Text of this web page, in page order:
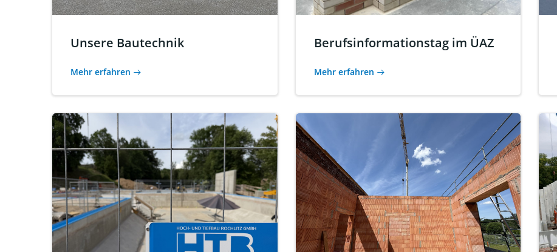
Unsere Bautechnik
Mehr erfahren
Berufsinformationstag im ÜAZ
Mehr erfahren